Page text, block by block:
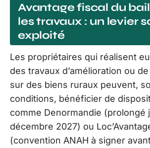
Avantage fiscal du
les travaux : un levier
exploité
Les propriétaires qui réalisent
des travaux d’amélioration ou
sur des biens ruraux peuvent,
conditions, bénéficier de
comme Denormandie (prolongé
décembre 2027) ou
(convention ANAH à signer